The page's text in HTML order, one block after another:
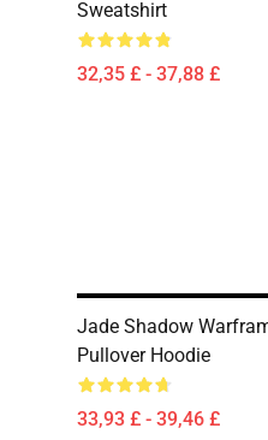
Sweatshirt
32,35 £ - 37,88 £
Jade Shadow
Pullover Hoodie
33,93 £ - 39,46 £